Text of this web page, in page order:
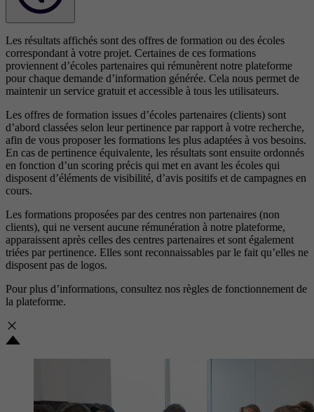
Les résultats affichés sont des offres de formation ou des écoles
correspondant à votre projet. Certaines de ces formations
proviennent d’écoles partenaires qui rémunèrent notre plateforme
pour chaque demande d’information générée. Cela nous permet de
maintenir un service gratuit et accessible à tous les utilisateurs.
Les offres de formation issues d’écoles partenaires (clients) sont
d’abord classées selon leur pertinence par rapport à votre recherche,
afin de vous proposer les formations les plus adaptées à vos besoins.
En cas de pertinence équivalente, les résultats sont ensuite ordonnés
en fonction d’un scoring précis qui met en avant les écoles qui
disposent d’éléments de visibilité, d’avis positifs et de campagnes en
cours.
Les formations proposées par des centres non partenaires (non
clients), qui ne versent aucune rémunération à notre plateforme,
apparaissent après celles des centres partenaires et sont également
triées par pertinence. Elles sont reconnaissables par le fait qu’elles ne
disposent pas de logos.
Pour plus d’informations, consultez nos règles de fonctionnement de
la plateforme.